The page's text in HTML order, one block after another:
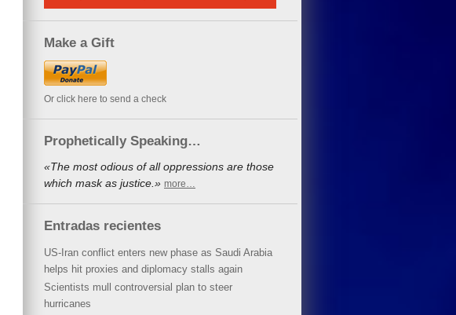
Make a Gift
Or click here to send a check
Prophetically Speaking…
«The most odious of all oppressions are those
which mask as justice.» more…
Entradas recientes
US-Iran conflict enters new phase as Saudi Arabia
helps hit proxies and diplomacy stalls again
Scientists mull controversial plan to steer
hurricanes